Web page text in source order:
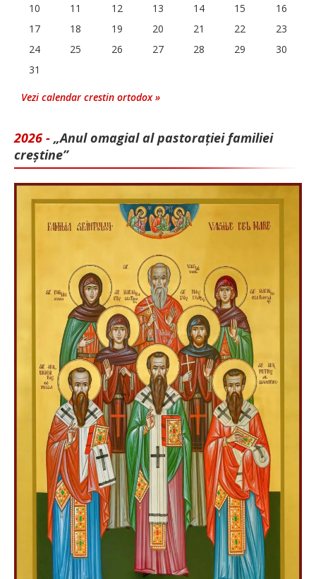
10
11 12 13 14 15
16
17
18 19 20 21 22
23
24
25 26 27 28 29
30
31
Vezi calendar crestin ortodox »
2026 - „Anul omagial al pastorației familiei
creștine”